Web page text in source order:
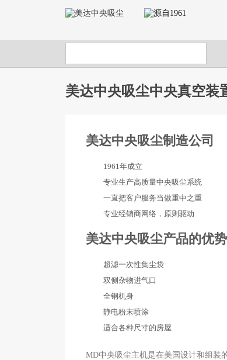
美达中央吸尘中央真空装
美达中央吸尘制造公司
1961年成立
专业生产高质量中央吸尘系统
一直把客户服务当做重中之重
专业经销商网络，原则驱动
美达中央吸尘产品的优势
超滤一次性集尘袋
双侧杂物进气口
全钢机身
静电粉末喷涂
适合各种尺寸的房屋
MD中央吸尘主机是在美国设计和组装